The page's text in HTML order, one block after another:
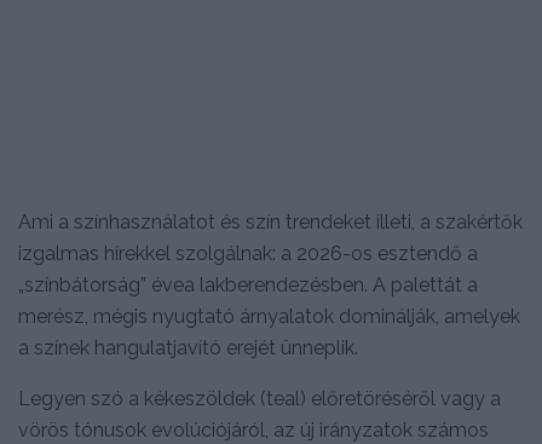
Ami a színhasználatot és szín trendeket illeti, a szakértők
izgalmas hírekkel szolgálnak: a 2026-os esztendő a
„színbátorság” évea lakberendezésben. A palettát a
merész, mégis nyugtató árnyalatok dominálják, amelyek
a színek hangulatjavító erejét ünneplik.
Legyen szó a kékeszöldek (teal) előretöréséről vagy a
vörös tónusok evolúciójáról, az új irányzatok számos